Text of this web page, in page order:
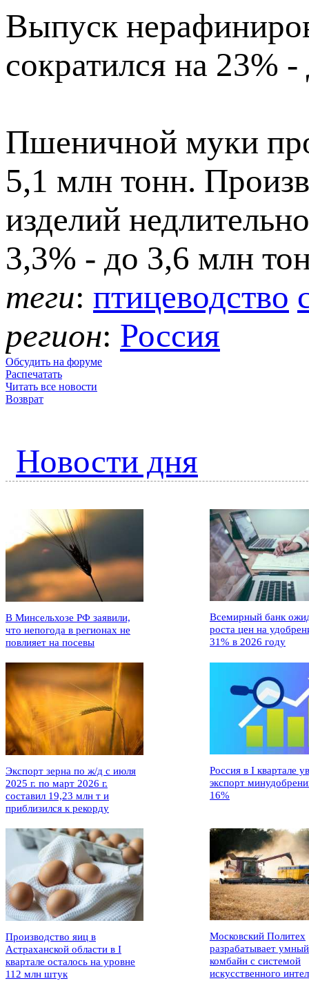
Выпуск
сократился на 23%
Пшеничной муки
5,1 млн тонн.
изделий
3,3% - до 3,6 млн
теги: птицеводство
регион: Россия
Обсудить на форуме
Распечатать
Читать все новости
Возврат
Новости дня
В Минсельхозе РФ заявили,
что непогода в регионах не
повлияет на посевы
Всемирный банк
роста цен на
31% в 2026 году
Экспорт зерна по ж/д с июля
2025 г. по март 2026 г.
составил 19,23 млн т и
приблизился к рекорду
Россия в I квартале
экспорт
16%
Производство яиц в
Астраханской области в I
квартале осталось на уровне
112 млн штук
Московский Политех
разрабатывает умный
комбайн с системой
искусственного